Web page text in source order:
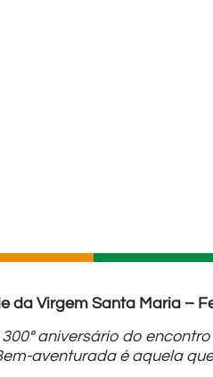
da Virgem Santa Maria –
aniversário do
aventurada é aquela que